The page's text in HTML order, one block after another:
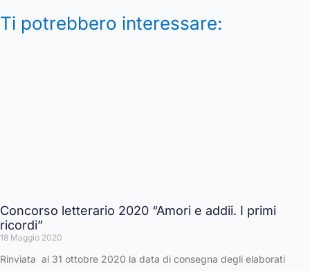
Ti potrebbero interessare:
Concorso letterario 2020 “Amori e addii. I primi
ricordi”
18 Maggio 2020
Rinviata al 31 ottobre 2020 la data di consegna degli elaborati